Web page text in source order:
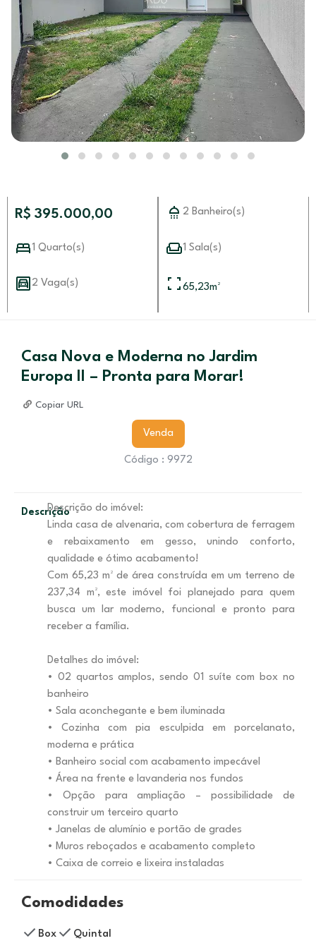
R$ 395.000,00 2 Banheiro(s)
1 Quarto(s) 1 Sala(s)
2 Vaga(s) 65,23m²
Casa Nova e Moderna no Jardim
Europa II – Pronta para Morar!
Copiar URL
Venda
Código : 9972
DescriçãoDescrição do imóvel:
Linda casa de alvenaria, com cobertura de ferragem
e rebaixamento em gesso, unindo conforto,
qualidade e ótimo acabamento!
Com 65,23 m² de área construída em um terreno de
237,34 m², este imóvel foi planejado para quem
busca um lar moderno, funcional e pronto para
receber a família.
Detalhes do imóvel:
• 02 quartos amplos, sendo 01 suíte com box no
banheiro
• Sala aconchegante e bem iluminada
• Cozinha com pia esculpida em porcelanato,
moderna e prática
• Banheiro social com acabamento impecável
• Área na frente e lavanderia nos fundos
• Opção para ampliação – possibilidade de
construir um terceiro quarto
• Janelas de alumínio e portão de grades
• Muros reboçados e acabamento completo
• Caixa de correio e lixeira instaladas
Comodidades
Box Quintal